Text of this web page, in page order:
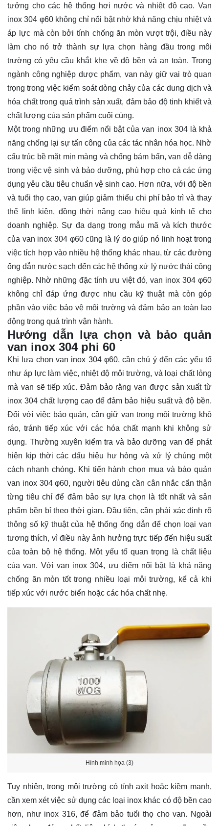
tưởng cho các hệ thống hơi nước và nhiệt độ cao. Van
inox 304 φ60 không chỉ nổi bật nhờ khả năng chịu nhiệt và
áp lực mà còn bởi tính chống ăn mòn vượt trội, điều này
làm cho nó trở thành sự lựa chọn hàng đầu trong môi
trường có yêu cầu khắt khe về độ bền và an toàn. Trong
ngành công nghiệp dược phẩm, van này giữ vai trò quan
trọng trong việc kiểm soát dòng chảy của các dung dịch và
hóa chất trong quá trình sản xuất, đảm bảo độ tinh khiết và
chất lượng của sản phẩm cuối cùng.
Một trong những ưu điểm nổi bật của van inox 304 là khả
năng chống lại sự tấn công của các tác nhân hóa học. Nhờ
cấu trúc bề mặt mịn màng và chống bám bẩn, van dễ dàng
trong việc vệ sinh và bảo dưỡng, phù hợp cho cả các ứng
dụng yêu cầu tiêu chuẩn vệ sinh cao. Hơn nữa, với độ bền
và tuổi thọ cao, van giúp giảm thiểu chi phí bảo trì và thay
thế linh kiện, đồng thời nâng cao hiệu quả kinh tế cho
doanh nghiệp. Sự đa dạng trong mẫu mã và kích thước
của van inox 304 φ60 cũng là lý do giúp nó linh hoạt trong
việc tích hợp vào nhiều hệ thống khác nhau, từ các đường
ống dẫn nước sạch đến các hệ thống xử lý nước thải công
nghiệp. Nhờ những đặc tính ưu việt đó, van inox 304 φ60
không chỉ đáp ứng được nhu cầu kỹ thuật mà còn góp
phần vào việc bảo vệ môi trường và đảm bảo an toàn lao
động trong quá trình vận hành.
Hướng dẫn lựa chọn và bảo quản
van inox 304 phi 60
Khi lựa chọn van inox 304 φ60, cần chú ý đến các yếu tố
như áp lực làm việc, nhiệt độ môi trường, và loại chất lỏng
mà van sẽ tiếp xúc. Đảm bảo rằng van được sản xuất từ
inox 304 chất lượng cao để đảm bảo hiệu suất và độ bền.
Đối với việc bảo quản, cần giữ van trong môi trường khô
ráo, tránh tiếp xúc với các hóa chất mạnh khi không sử
dụng. Thường xuyên kiểm tra và bảo dưỡng van để phát
hiện kịp thời các dấu hiệu hư hỏng và xử lý chúng một
cách nhanh chóng. Khi tiến hành chọn mua và bảo quản
van inox 304 φ60, người tiêu dùng cần cân nhắc cẩn thận
từng tiêu chí để đảm bảo sự lựa chọn là tốt nhất và sản
phẩm bền bỉ theo thời gian. Đầu tiên, cần phải xác định rõ
thông số kỹ thuật của hệ thống ống dẫn để chọn loại van
tương thích, vì điều này ảnh hưởng trực tiếp đến hiệu suất
của toàn bộ hệ thống. Một yếu tố quan trọng là chất liệu
của van. Với van inox 304, ưu điểm nổi bật là khả năng
chống ăn mòn tốt trong nhiều loại môi trường, kể cả khi
tiếp xúc với nước biển hoặc các hóa chất nhẹ.
Hình minh họa (3)
Tuy nhiên, trong môi trường có tính axit hoặc kiềm mạnh,
cần xem xét việc sử dụng các loại inox khác có độ bền cao
hơn, như inox 316, để đảm bảo tuổi thọ cho van. Ngoài